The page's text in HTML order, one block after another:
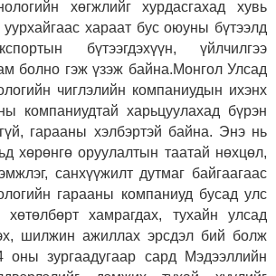
хөгжлийг хурдасгахад хувь
хараат бус оюуны бүтээлд
бүтээгдэхүүн, үйлчилгээ
болно гэж үзэж байна.Монгол Улсад
чиглэлийн компаниудын ихэнх
компаниудтай харьцуулахад бүрэн
гарааны хэлбэртэй байна. Энэ нь
хөрөнгө оруулалтын таатай нөхцөл,
санхүүжилт дутмаг байгаагаас
гарааны компаниуд бусад улс
хөтөлбөрт хамрагдах, тухайн улсад
шилжин ажиллах эрсдэл бий болж
зургаадугаар сард Мэдээллийн